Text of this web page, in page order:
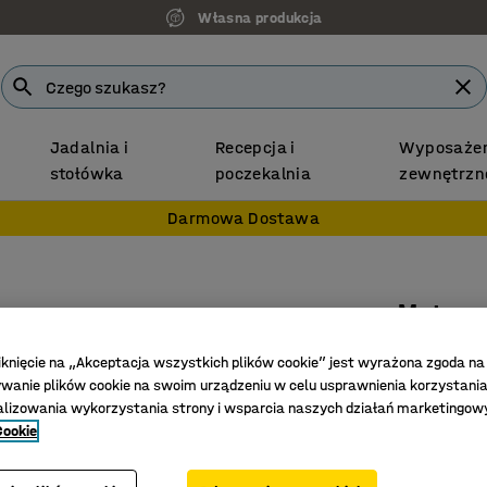
Własna produkcja
Jadalnia i
stołówka
Recepcja i
poczekalnia
Darmowa Dostawa
Mata
Nr art.:
na „Akceptacja wszystkich plików cookie” jest wyrażona zgoda na
plików cookie na swoim urządzeniu w celu usprawnienia
wykorzystania strony i wsparcia naszych działań